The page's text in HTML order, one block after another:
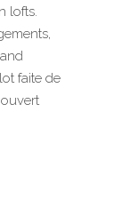
lofts.
faite de